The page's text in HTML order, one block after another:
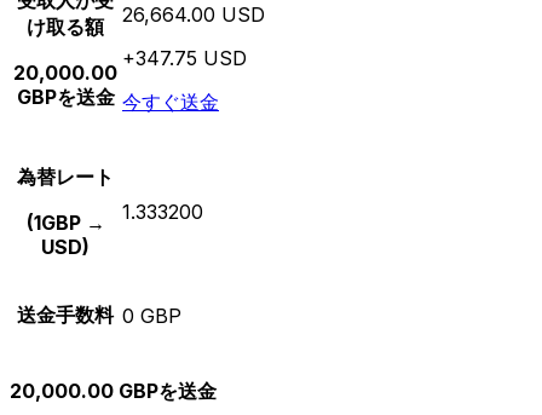
け取る額
20,000.00
GBPを送金
26,664.00 USD
+347.75 USD
今すぐ送金
為替レート
(1GBP →
USD)
1.333200
送金手数料 0 GBP
20,000.00 GBPを送金